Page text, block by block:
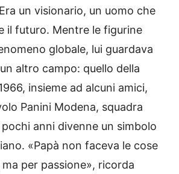
un visionario, un uomo che
il futuro. Mentre le figurine
globale, lui guardava
altro campo: quello della
insieme ad alcuni amici,
Panini Modena, squadra
anni divenne un simbolo
«Papà non faceva le cose
per passione», ricorda